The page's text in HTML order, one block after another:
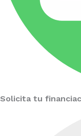
Solicita tu